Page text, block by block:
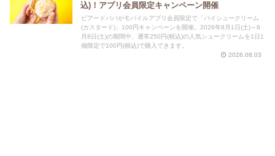
込)！アプリ会員限定キャンペーン開催
ビアードパパがモバイルアプリ会員限定で「パイシュークリーム
(カスタード)」100円キャンペーンを開催。2026年8月1日(土)～8
月8日(土)の期間中、通常250円(税込)の人気シュークリームを1日1
個限定で100円(税込)で購入できます。
2026.08.03